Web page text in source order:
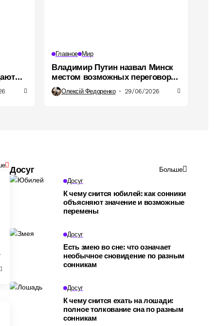
Главное Мир
Владимир Путин назвал Минск
местом возможных переговоров
с Владимиром Зеленским
Олексій Федоренко 29/06/2026
Досуг Больше
Досуг
К чему снится юбилей: как сонники
объясняют значение и возможные
перемены
Досуг
Есть змею во сне: что означает
необычное сновидение по разным
сонникам
Досуг
К чему снится ехать на лошади:
полное толкование сна по разным
сонникам